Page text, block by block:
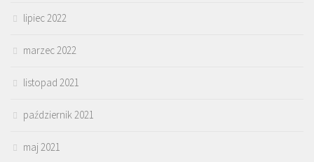
lipiec 2022
marzec 2022
listopad 2021
październik 2021
maj 2021